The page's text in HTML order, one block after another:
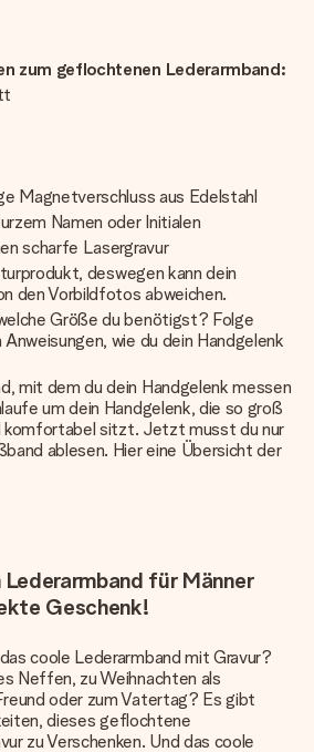
zum geflochtenen Lederarmband:
Magnetverschluss aus Edelstahl
Namen oder Initialen
scharfe Lasergravur
deswegen kann dein
den Vorbildfotos abweichen.
Größe du benötigst? Folge
wie du dein Handgelenk
mit dem du dein Handgelenk messen
um dein Handgelenk, die so groß
komfortabel sitzt. Jetzt musst du nur
ablesen. Hier eine Übersicht der
für Männer
Geschenk!
coole Lederarmband mit Gravur?
Neffen, zu Weihnachten als
oder zum Vatertag? Es gibt
dieses geflochtene
zu Verschenken. Und das coole